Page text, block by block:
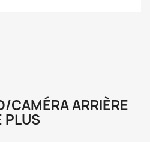
CAMÉRA ARRIÈRE
PLUS